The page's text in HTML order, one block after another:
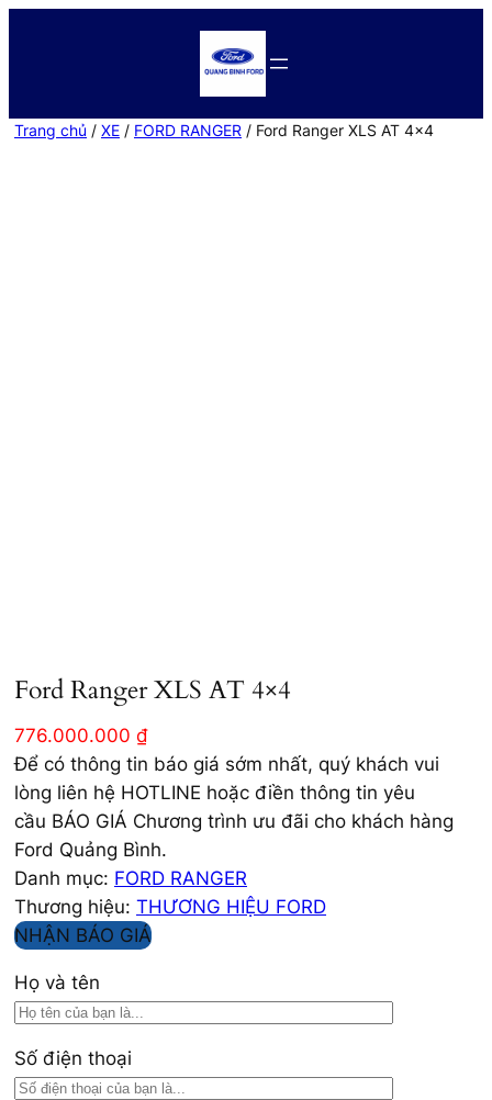
Trang chủ / XE / FORD RANGER / Ford Ranger XLS AT 4×4
Ford Ranger XLS AT 4×4
776.000.000 ₫
Để có thông tin báo giá sớm nhất, quý khách vui
lòng liên hệ HOTLINE hoặc điền thông tin yêu
cầu BÁO GIÁ Chương trình ưu đãi cho khách hàng
Ford Quảng Bình.
Danh mục: FORD RANGER
Thương hiệu: THƯƠNG HIỆU FORD
NHẬN BÁO GIÁ
Họ và tên
Số điện thoại